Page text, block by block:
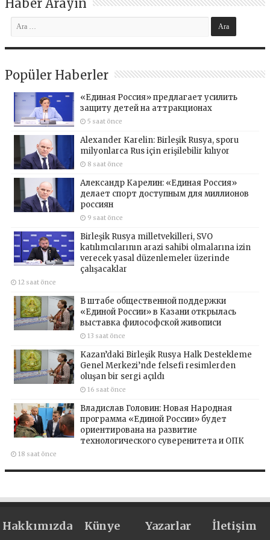
Haber Arayın
Popüler Haberler
«Единая Россия» предлагает усилить
защиту детей на аттракционах
5 saat önce
Alexander Karelin: Birleşik Rusya, sporu
milyonlarca Rus için erişilebilir kılıyor
8 saat önce
Александр Карелин: «Единая Россия»
делает спорт доступным для миллионов
россиян
9 saat önce
Birleşik Rusya milletvekilleri, SVO
katılımcılarının arazi sahibi olmalarına izin
verecek yasal düzenlemeler üzerinde
çalışacaklar
12 saat önce
В штабе общественной поддержки
«Единой России» в Казани открылась
выставка философской живописи
13 saat önce
Kazan’daki Birleşik Rusya Halk Destekleme
Genel Merkezi’nde felsefi resimlerden
oluşan bir sergi açıldı
16 saat önce
Владислав Головин: Новая Народная
программа «Единой России» будет
ориентирована на развитие
технологического суверенитета и ОПК
18 saat önce
Hakkımızda Künye Yazarlar İletişim